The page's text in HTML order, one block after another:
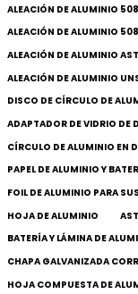
ALEACIÓN DE ALUMINIO
ALEACIÓN DE ALUMINIO
ALEACIÓN DE ALUMINIO
ALEACIÓN DE ALUMINIO
DISCO DE CÍRCULO DE
ADAPTADOR DE VIDRIO DE
CÍRCULO DE ALUMINIO EN
PAPEL DE ALUMINIO Y
FOIL DE ALUMINIO PARA
HOJA DE ALUMINIO
BATERÍA Y LÁMINA DE
CHAPA GALVANIZADA
HOJA COMPUESTA DE